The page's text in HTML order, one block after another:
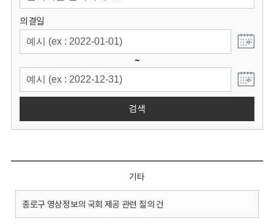
의결일
~
검색
기타
종로구 영상정보의 국회 제공 관련 질의 건